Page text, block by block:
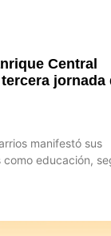
Central
jornada
manifestó sus
educación,